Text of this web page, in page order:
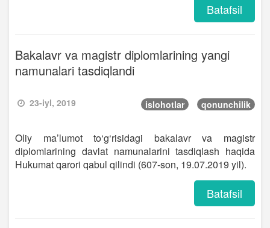
Batafsil
Bakalavr va magistr diplomlarining yangi
namunalari tasdiqlandi
23-iyl, 2019 islohotlar qonunchilik
Oliy ma’lumot to‘g‘risidagi bakalavr va magistr
diplomlarining davlat namunalarini tasdiqlash haqida
Hukumat qarori qabul qilindi (607-son, 19.07.2019 yil).
Batafsil